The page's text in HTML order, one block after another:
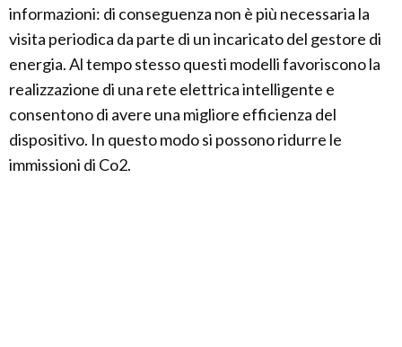
informazioni: di conseguenza non è più necessaria la
visita periodica da parte di un incaricato del gestore di
energia. Al tempo stesso questi modelli favoriscono la
realizzazione di una rete elettrica intelligente e
consentono di avere una migliore efficienza del
dispositivo. In questo modo si possono ridurre le
immissioni di Co2.